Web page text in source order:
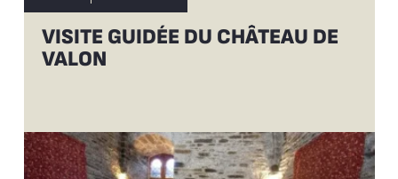
VISITE GUIDÉE DU CHÂTEAU DE
VALON